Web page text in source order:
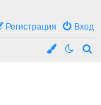
Вход
Регистрация